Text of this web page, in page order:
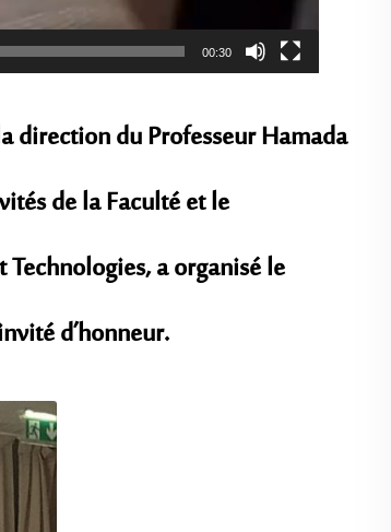
00:30
direction du Professeur Hamada
de la Faculté et le
a organisé le
d’honneur.